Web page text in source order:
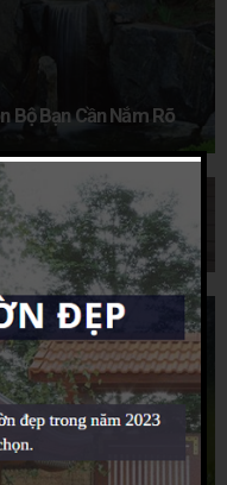
Bộ Bạn Cần Nắm Rõ
không gian nhà ở thêm tươi
Chuẩn
tích sân vườn để xác định các...
Cây Tự Động